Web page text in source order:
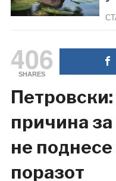
406
SHARES
причина
не поднесе
поразот